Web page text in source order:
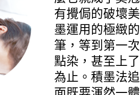
有攪侷的破壞
墨運用的極緻
筆，等到第一
點染，甚至上
為止。積墨法